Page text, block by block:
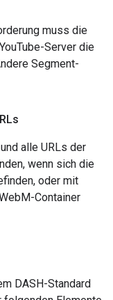
muss die
Server die
Segment-
alle URLs der
wenn sich die
oder mit
Container
DASH-Standard